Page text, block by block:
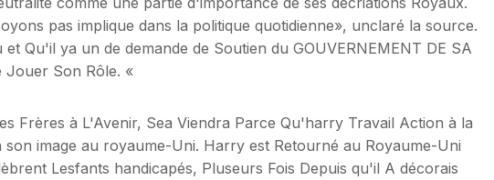
pas implique dans la politique quotidienne», unclaré la source.
Qu'il ya un de demande de Soutien du GOUVERNEMENT DE SA
Jouer Son Rôle. «
Frères à L'Avenir, Sea Viendra Parce Qu'harry Travail Action à la
son image au royaume-Uni. Harry est Retourné au Royaume-Uni
Lesfants handicapés, Pluseurs Fois Depuis qu'il A décorais